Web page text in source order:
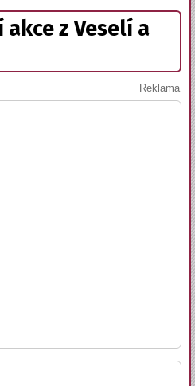
z Veselí a
Reklama